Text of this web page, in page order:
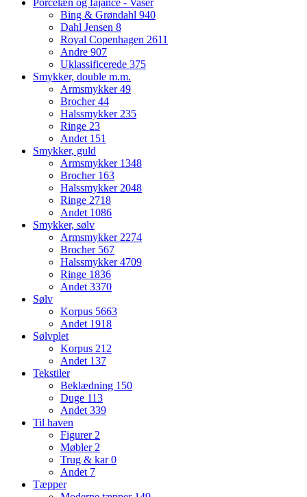
Porcelæn og fajance - Vaser
Bing & Grøndahl 940
Dahl Jensen 8
Royal Copenhagen 2611
Andre 907
Uklassificerede 375
Smykker, double m.m.
Armsmykker49
Brocher44
Halssmykker 235
Ringe 23
Andet 151
Smykker, guld
Armsmykker 1348
Brocher 163
Halssmykker 2048
Ringe 2718
Andet 1086
Smykker, sølv
Armsmykker 2274
Brocher 567
Halssmykker4709
Ringe 1836
Andet 3370
Sølv
Korpus 5663
Andet 1918
Sølvplet
Korpus 212
Andet 137
Tekstiler
Beklædning 150
Duge 113
Andet 339
Til haven
Figurer 2
Møbler 2
Trug & kar0
Andet 7
Tæpper